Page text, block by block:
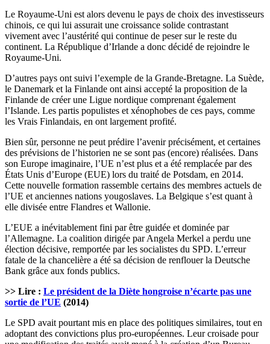
Le Royaume-Uni est alors devenu le pays de choix des investisseurs
chinois, ce qui lui assurait une croissance solide contrastant
vivement avec l’austérité qui continue de peser sur le reste du
continent. La République d’Irlande a donc décidé de rejoindre le
Royaume-Uni.
D’autres pays ont suivi l’exemple de la Grande-Bretagne. La Suède,
le Danemark et la Finlande ont ainsi accepté la proposition de la
Finlande de créer une Ligue nordique comprenant également
l’Islande. Les partis populistes et xénophobes de ces pays, comme
les Vrais Finlandais, en ont largement profité.
Bien sûr, personne ne peut prédire l’avenir précisément, et certaines
des prévisions de l’historien ne se sont pas (encore) réalisées. Dans
son Europe imaginaire, l’UE n’est plus et a été remplacée par des
États Unis d’Europe (EUE) lors du traité de Potsdam, en 2014.
Cette nouvelle formation rassemble certains des membres actuels de
l’UE et anciennes nations yougoslaves. La Belgique s’est quant à
elle divisée entre Flandres et Wallonie.
L’EUE a inévitablement fini par être guidée et dominée par
l’Allemagne. La coalition dirigée par Angela Merkel a perdu une
élection décisive, remportée par les socialistes du SPD. L’erreur
fatale de la chancelière a été sa décision de renflouer la Deutsche
Bank grâce aux fonds publics.
>> Lire : Le président de la Diète hongroise n’écarte pas une
sortie de l’UE (2014)
Le SPD avait pourtant mis en place des politiques similaires, tout en
adoptant des convictions plus pro-européennes. Leur croisade pour